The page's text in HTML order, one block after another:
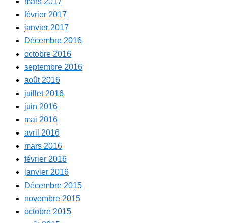
février 2017
janvier 2017
Décembre 2016
octobre 2016
septembre 2016
août 2016
juillet 2016
juin 2016
mai 2016
avril 2016
mars 2016
février 2016
janvier 2016
Décembre 2015
novembre 2015
octobre 2015